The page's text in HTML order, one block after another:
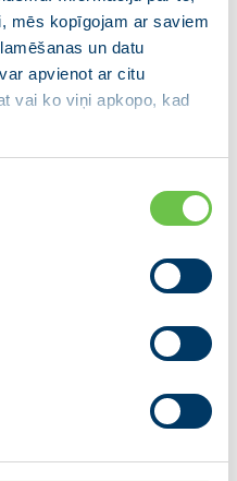
mēs kopīgojam ar saviem
un datu
apvienot ar citu
vai ko viņi apkopo, kad